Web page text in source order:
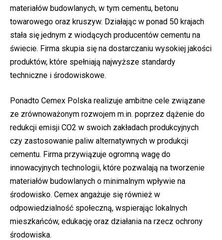
materiałów budowlanych, w tym cementu, betonu
towarowego oraz kruszyw. Działając w ponad 50 krajach
stała się jednym z wiodących producentów cementu na
świecie. Firma skupia się na dostarczaniu wysokiej jakości
produktów, które spełniają najwyższe standardy
techniczne i środowiskowe.
Ponadto Cemex Polska realizuje ambitne cele związane
ze zrównoważonym rozwojem m.in. poprzez dążenie do
redukcji emisji CO2 w swoich zakładach produkcyjnych
czy zastosowanie paliw alternatywnych w produkcji
cementu. Firma przywiązuje ogromną wagę do
innowacyjnych technologii, które pozwalają na tworzenie
materiałów budowlanych o minimalnym wpływie na
środowisko. Cemex angażuje się również w
odpowiedzialność społeczną, wspierając lokalnych
mieszkańców, edukację oraz działania na rzecz ochrony
środowiska.